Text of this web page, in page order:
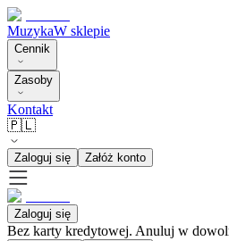
MuzykaW sklepie
Cennik
Zasoby
Kontakt
🇵🇱
Zaloguj się Załóż konto
Zaloguj się
Bez karty kredytowej. Anuluj w